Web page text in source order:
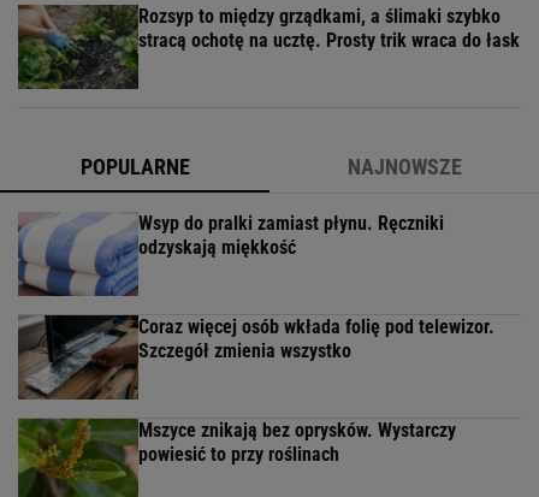
Rozsyp to między grządkami, a ślimaki szybko
stracą ochotę na ucztę. Prosty trik wraca do łask
POPULARNE NAJNOWSZE
Wsyp do pralki zamiast płynu. Ręczniki
odzyskają miękkość
Coraz więcej osób wkłada folię pod telewizor.
Szczegół zmienia wszystko
Mszyce znikają bez oprysków. Wystarczy
powiesić to przy roślinach